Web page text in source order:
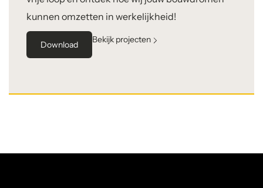
kunnen omzetten in werkelijkheid!
Download Bekijk projecten